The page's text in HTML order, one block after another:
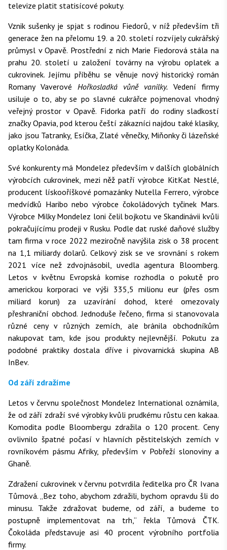
televize platit statisícové pokuty.
Vznik sušenky je spjat s rodinou Fiedorů, v níž především tři
generace žen na přelomu 19. a 20. století rozvíjely cukrářský
průmysl v Opavě. Prostřední z nich Marie Fiedorová stála na
prahu 20. století u založení továrny na výrobu oplatek a
cukrovinek. Jejímu příběhu se věnuje nový historický román
Romany Vaverové Hořkosladká vůně vanilky. Vedení firmy
usiluje o to, aby se po slavné cukrářce pojmenoval vhodný
veřejný prostor v Opavě. Fidorka patří do rodiny sladkostí
značky Opavia, pod kterou čeští zákazníci najdou také klasiky,
jako jsou Tatranky, Esíčka, Zlaté věnečky, Miňonky či lázeňské
oplatky Kolonáda.
Své konkurenty má Mondelez především v dalších globálních
výrobcích cukrovinek, mezi něž patří výrobce KitKat Nestlé,
producent lískooříškové pomazánky Nutella Ferrero, výrobce
medvídků Haribo nebo výrobce čokoládových tyčinek Mars.
Výrobce Milky Mondelez loni čelil bojkotu ve Skandinávii kvůli
pokračujícímu prodeji v Rusku. Podle dat ruské daňové služby
tam firma v roce 2022 meziročně navýšila zisk o 38 procent
na 1,1 miliardy dolarů. Celkový zisk se ve srovnání s rokem
2021 více než zdvojnásobil, uvedla agentura Bloomberg.
Letos v květnu Evropská komise rozhodla o pokutě pro
americkou korporaci ve výši 335,5 milionu eur (přes osm
miliard korun) za uzavírání dohod, které omezovaly
přeshraniční obchod. Jednoduše řečeno, firma si stanovovala
různé ceny v různých zemích, ale bránila obchodníkům
nakupovat tam, kde jsou produkty nejlevnější. Pokutu za
podobné praktiky dostala dříve i pivovarnická skupina AB
InBev.
Od září zdražíme
Letos v červnu společnost Mondelez International oznámila,
že od září zdraží své výrobky kvůli prudkému růstu cen kakaa.
Komodita podle Bloombergu zdražila o 120 procent. Ceny
ovlivnilo špatné počasí v hlavních pěstitelských zemích v
rovníkovém pásmu Afriky, především v Pobřeží slonoviny a
Ghaně.
Zdražení cukrovinek v červnu potvrdila ředitelka pro ČR Ivana
Tůmová. „Bez toho, abychom zdražili, bychom opravdu šli do
minusu. Takže zdražovat budeme, od září, a budeme to
postupně implementovat na trh,“ řekla Tůmová ČTK.
Čokoláda představuje asi 40 procent výrobního portfolia
firmy.